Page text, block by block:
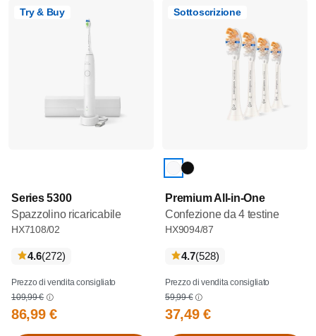
Try & Buy
Series 5300
Spazzolino ricaricabile
HX7108/02
4.6(272recensioni
)
Prezzo di vendita consigliato
109,99 €
86,99 €
Sottoscrizione
Premium All-in-One
Confezione da 4 testine
HX9094/87
4.7(528recensioni
)
Prezzo di vendita consigliato
59,99 €
37,49 €